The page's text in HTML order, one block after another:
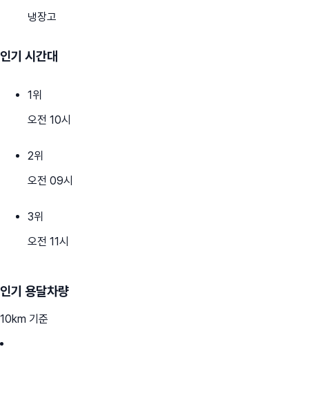
냉장고
인기 시간대
1위
오전 10시
2위
오전 09시
3위
오전 11시
인기 용달차량
10km 기준